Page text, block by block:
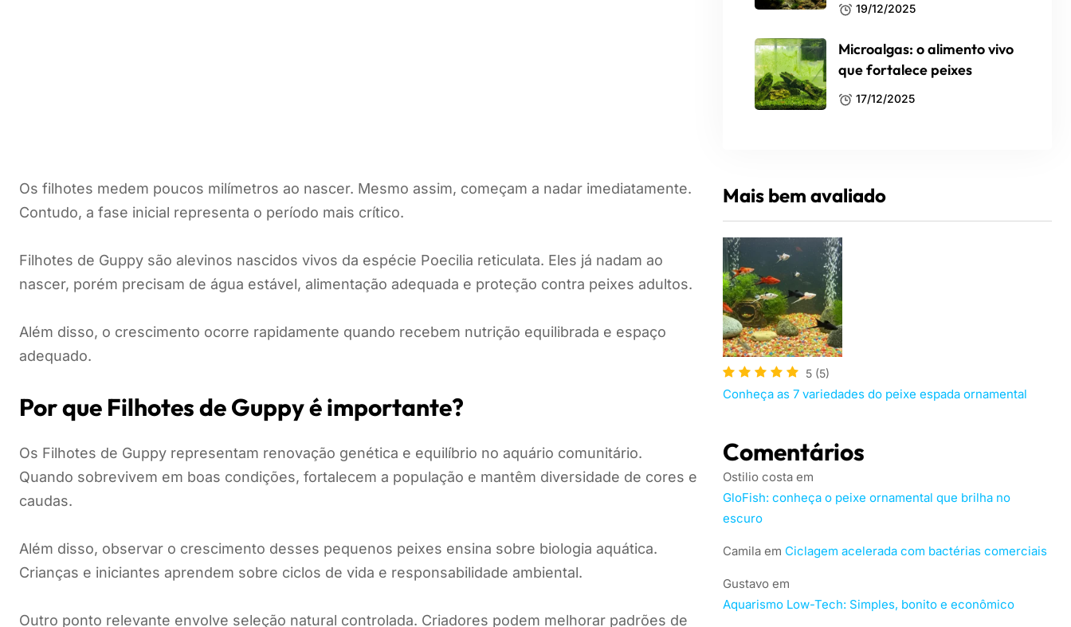
Os filhotes medem poucos milímetros ao nascer. Mesmo assim, começam a nadar imediatamente.
Contudo, a fase inicial representa o período mais crítico.
Filhotes de Guppy são alevinos nascidos vivos da espécie Poecilia reticulata. Eles já nadam ao
nascer, porém precisam de água estável, alimentação adequada e proteção contra peixes adultos.
Além disso, o crescimento ocorre rapidamente quando recebem nutrição equilibrada e espaço
adequado.
Por que Filhotes de Guppy é importante?
Os Filhotes de Guppy representam renovação genética e equilíbrio no aquário comunitário.
Quando sobrevivem em boas condições, fortalecem a população e mantêm diversidade de cores e
caudas.
Além disso, observar o crescimento desses pequenos peixes ensina sobre biologia aquática.
Crianças e iniciantes aprendem sobre ciclos de vida e responsabilidade ambiental.
Outro ponto relevante envolve seleção natural controlada. Criadores podem melhorar padrões de
19/12/2025
Microalgas: o alimento vivo
que fortalece peixes
17/12/2025
Mais bem avaliado
5 (5)
Conheça as 7 variedades do peixe espada ornamental
Comentários
Ostilio costa em
GloFish: conheça o peixe ornamental que brilha no
escuro
Camila em Ciclagem acelerada com bactérias comerciais
Gustavo em
Aquarismo Low-Tech: Simples, bonito e econômico